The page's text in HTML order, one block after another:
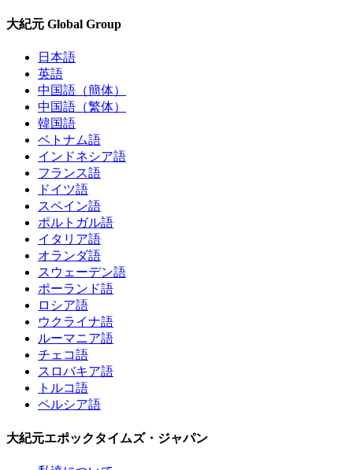
大紀元 Global Group
日本語
英語
中国語（簡体）
中国語（繁体）
韓国語
ベトナム語
インドネシア語
フランス語
ドイツ語
スペイン語
ポルトガル語
イタリア語
オランダ語
スウェーデン語
ポーランド語
ロシア語
ウクライナ語
ルーマニア語
チェコ語
スロバキア語
トルコ語
ペルシア語
大紀元エポックタイムズ・ジャパン